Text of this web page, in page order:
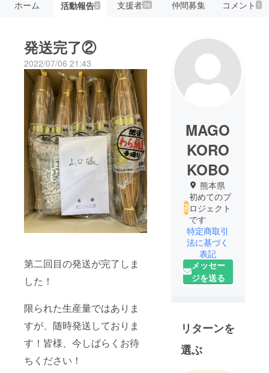
ホーム 活動報告2 支援者36 仲間募集 コメント 1
発送完了②
2022/07/06 21:43
第二回目の発送が完了しま
した！
限られた生産量ではありま
すが、随時発送しておりま
す！皆様、今しばらくお待
ちください！
MAGO
KORO
KOBO
熊本県
初めてのプ
ロジェクト
です
特定商取引
法に基づく
表記
メッセー
ジを送る
リターンを
選ぶ